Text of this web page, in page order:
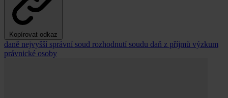
Kopírovat odkaz
daně nejvyšší správní soud rozhodnutí soudu daň z příjmů výzkum
právnické osoby